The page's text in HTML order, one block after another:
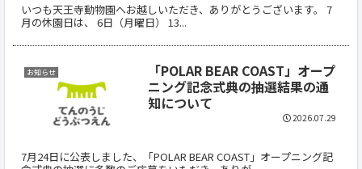
いつも天王寺動物園へお越しいただき、ありがとうございます。 7
月の休園日は、 6日（月曜日） 13...
お知らせ
「POLAR BEAR COAST」オープ
ニング記念式典の抽選結果の通
知について
7月24日に公表しました、「POLAR BEAR COAST」オープニング記
2026.07.29